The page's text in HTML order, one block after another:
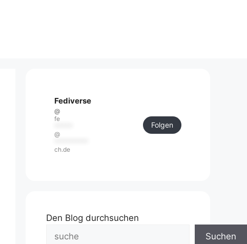
Fediverse
@
fe
@
ch.de
Folgen
Den Blog durchsuchen
Suchen